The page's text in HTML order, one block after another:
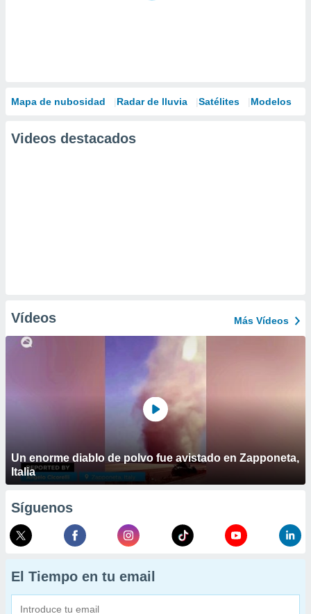
Mapa de nubosidad Radar de lluvia Satélites Modelos
Videos destacados
Vídeos Más Vídeos
Un enorme diablo de polvo fue avistado en Zapponeta,
Italia
Síguenos
El Tiempo en tu email